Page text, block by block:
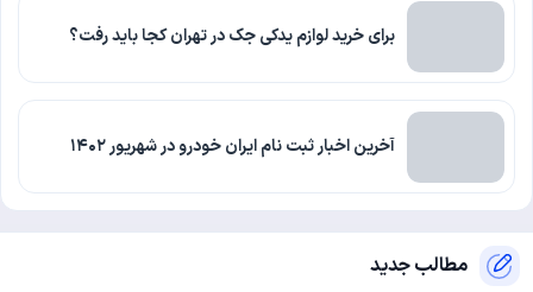
برای خرید لوازم یدکی جک در تهران کجا باید رفت؟
آخرین اخبار ثبت نام ایران خودرو در شهریور ۱۴۰۲
مطالب جدید